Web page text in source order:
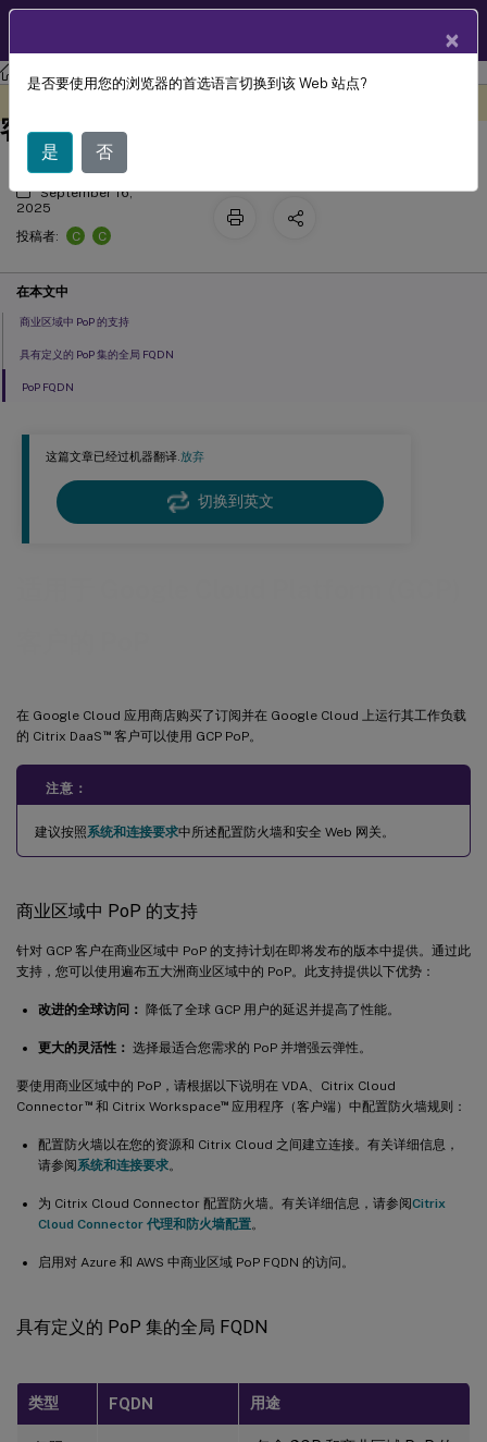
Citrix Gateway 服务
这篇文章已经过机器翻译.放弃
切换到英文
在 Google Cloud 应用商店购买了订阅并在 Google Cloud 上运行其工作负载
的 Citrix DaaS ™客户可以使用 GCP PoP。
注意：
建议按照系统和连接要求中所述配置防火墙和安全 Web 网关。
商业区域中 PoP 的支持
针对 GCP 客户在商业区域中 PoP 的支持计划在即将发布的版本中提供。通过此
支持，您可以使用遍布五大洲商业区域中的 PoP。此支持提供以下优势：
改进的全球访问： 降低了全球 GCP 用户的延迟并提高了性能。
更大的灵活性： 选择最适合您需求的 PoP 并增强云弹性。
要使用商业区域中的 PoP，请根据以下说明在 VDA、Citrix Cloud
Connector™和 Citrix Workspace™ 应用程序（客户端）中配置防火墙规则：
配置防火墙以在您的资源和 Citrix Cloud 之间建立连接。有关详细信息，
请参阅系统和连接要求。
为 Citrix Cloud Connector 配置防火墙。有关详细信息，请参阅Citrix
Cloud Connector 代理和防火墙配置。
启用对 Azure 和 AWS 中商业区域 PoP FQDN 的访问。
具有定义的 PoP 集的全局 FQDN
类型 FQDN 用途
适用于 Google Cloud Platform (GCP)
客户的 PoP
September 16,
2025
投稿者:
C C
在本文中
商业区域中 PoP 的支持
具有定义的 PoP 集的全局 FQDN
PoP FQDN
×
是否要使用您的浏览器的首选语言切换到该 Web 站点?
是 否